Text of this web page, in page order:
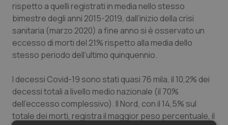
rispetto a quelli registrati in media nello stesso
bimestre degli anni 2015-2019, dall’inizio della crisi
sanitaria (marzo 2020) a fine anno si è osservato un
eccesso di morti del 21% rispetto alla media dello
stesso periodo dell’ultimo quinquennio.
I decessi Covid-19 sono stati quasi 76 mila, il 10,2% dei
decessi totali a livello medio nazionale (il 70%
dell’eccesso complessivo). Il Nord, con il 14,5% sul
totale dei morti, registra il maggior peso percentuale, il